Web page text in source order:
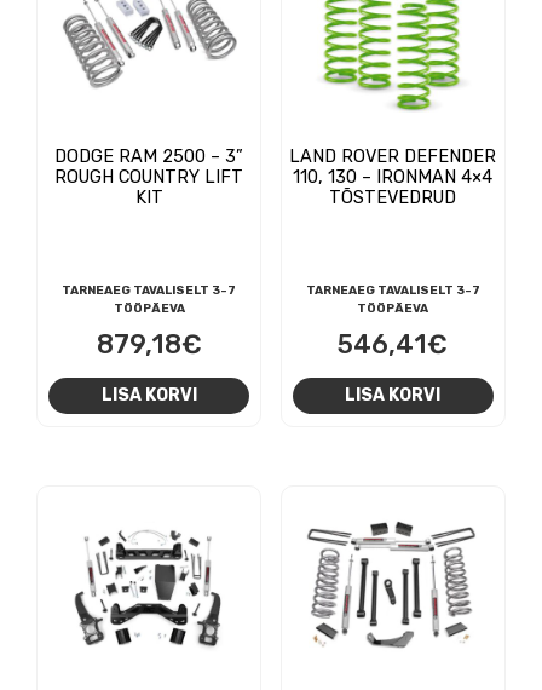
DODGE RAM 2500 – 3”
ROUGH COUNTRY LIFT
KIT
TARNEAEG TAVALISELT 3-7
TÖÖPÄEVA
879,18€
LISA KORVI
LAND ROVER DEFENDER
110, 130 – IRONMAN 4×4
TÕSTEVEDRUD
TARNEAEG TAVALISELT 3-7
TÖÖPÄEVA
546,41€
LISA KORVI